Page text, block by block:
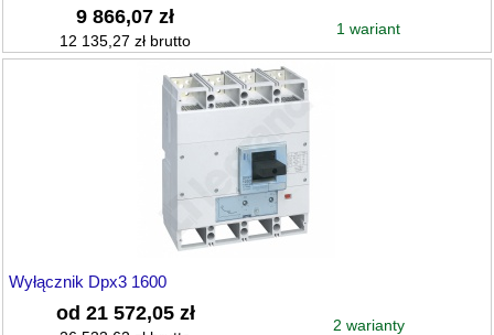
9 866,07 zł
12 135,27 zł brutto
1 wariant
Wyłącznik Dpx3 1600
od 21 572,05 zł
2 warianty